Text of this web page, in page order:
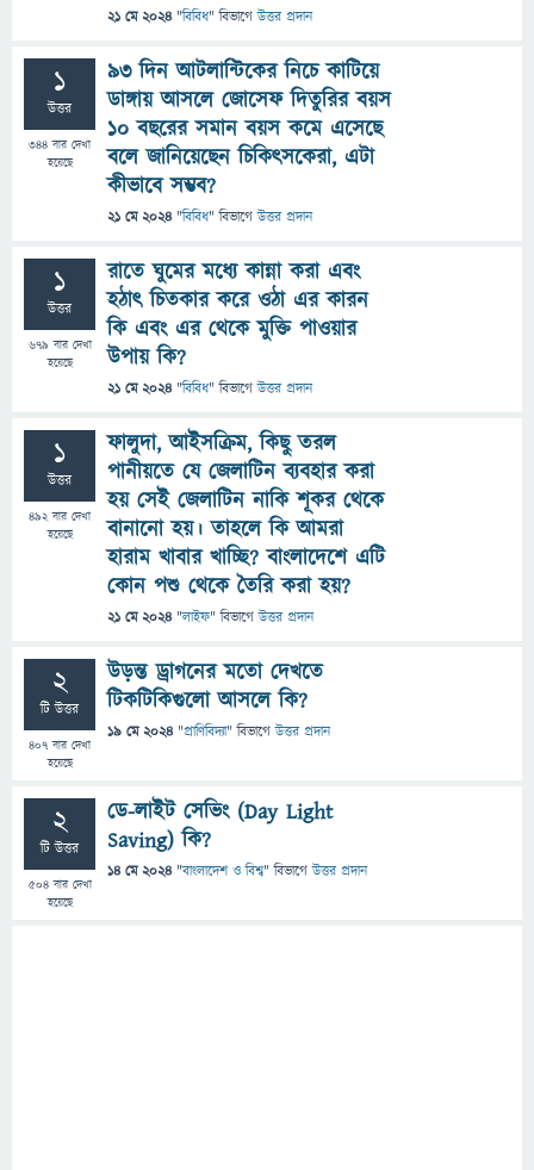
21 মে 2024 "বিবিধ" বিভাগে উত্তর প্রদান
1
উত্তর
344 বার দেখা
হয়েছে
৯৩ দিন আটলান্টিকের নিচে কাটিয়ে
ডাঙ্গায় আসলে জোসেফ দিতুরির বয়স
১০ বছরের সমান বয়স কমে এসেছে
বলে জানিয়েছেন চিকিৎসকেরা, এটা
কীভাবে সম্ভব?
21 মে 2024 "বিবিধ" বিভাগে উত্তর প্রদান
1
উত্তর
679 বার দেখা
হয়েছে
রাতে ঘুমের মধ্যে কান্না করা এবং
হঠাৎ চিতকার করে ওঠা এর কারন
কি এবং এর থেকে মুক্তি পাওয়ার
উপায় কি?
21 মে 2024 "বিবিধ" বিভাগে উত্তর প্রদান
1
উত্তর
492বার দেখা
হয়েছে
ফালুদা, আইসক্রিম, কিছু তরল
পানীয়তে যে জেলাটিন ব্যবহার করা
হয় সেই জেলাটিন নাকি শূকর থেকে
বানানো হয়। তাহলে কি আমরা
হারাম খাবার খাচ্ছি? বাংলাদেশে এটি
কোন পশু থেকে তৈরি করা হয়?
21 মে 2024 "লাইফ" বিভাগে উত্তর প্রদান
2
টি উত্তর
407 বার দেখা
হয়েছে
উড়ন্ত ড্রাগনের মতো দেখতে
টিকটিকিগুলো আসলে কি?
19 মে 2024 "প্রাণিবিদ্যা" বিভাগে উত্তর প্রদান
2
টি উত্তর
504বার দেখা
হয়েছে
ডে-লাইট সেভিং (Day Light
Saving) কি?
14 মে 2024 "বাংলাদেশ ও বিশ্ব" বিভাগে উত্তর প্রদান